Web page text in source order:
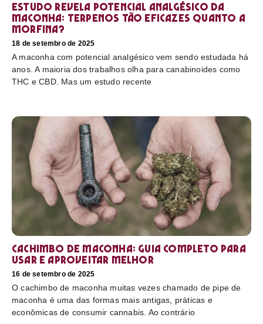
Estudo revela potencial analgésico da
maconha: terpenos tão eficazes quanto a
morfina?
18 de setembro de 2025
A maconha com potencial analgésico vem sendo estudada há
anos. A maioria dos trabalhos olha para canabinoides como
THC e CBD. Mas um estudo recente
Cachimbo de maconha: guia completo para
usar e aproveitar melhor
16 de setembro de 2025
O cachimbo de maconha muitas vezes chamado de pipe de
maconha é uma das formas mais antigas, práticas e
econômicas de consumir cannabis. Ao contrário